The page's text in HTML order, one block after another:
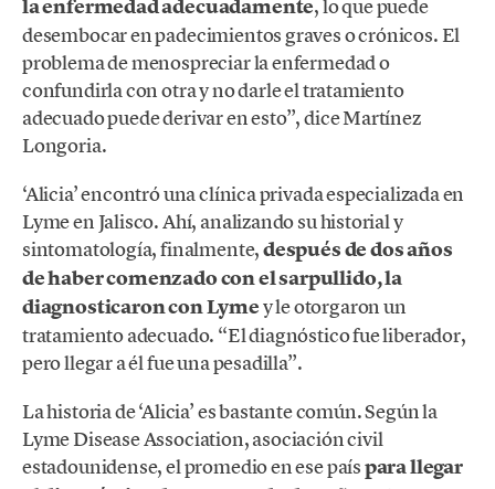
la enfermedad adecuadamente, lo que puede
desembocar en padecimientos graves o crónicos. El
problema de menospreciar la enfermedad o
confundirla con otra y no darle el tratamiento
adecuado puede derivar en esto”, dice Martínez
Longoria.
‘Alicia’ encontró una clínica privada especializada en
Lyme en Jalisco. Ahí, analizando su historial y
sintomatología, finalmente,después de dos años
de haber comenzado con el sarpullido, la
diagnosticaron con Lymey le otorgaron un
tratamiento adecuado. “El diagnóstico fue liberador,
pero llegar a él fue una pesadilla”.
La historia de ‘Alicia’ es bastante común. Según la
Lyme Disease Association, asociación civil
estadounidense, el promedio en ese paíspara llegar